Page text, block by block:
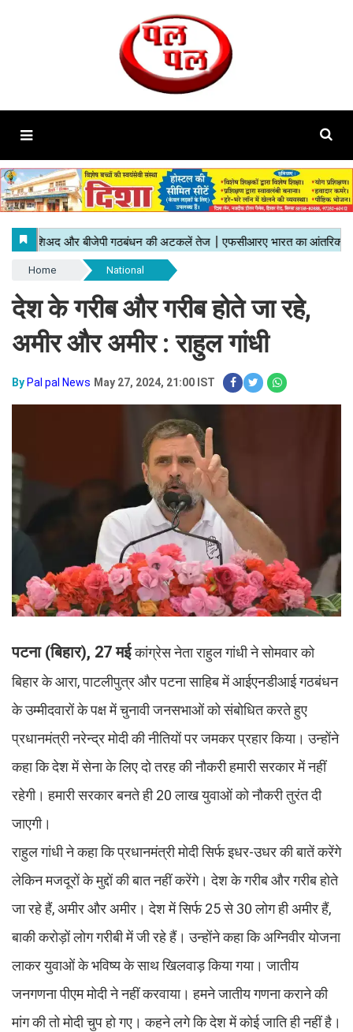
Home National
देश के गरीब और गरीब होते जा रहे,
अमीर और अमीर : राहुल गांधी
By Pal pal News May 27, 2024, 21:00 IST
पटना (बिहार), 27 मईकांग्रेस नेता राहुल गांधी ने सोमवार को
बिहार के आरा, पाटलीपुत्र और पटना साहिब में आईएनडीआई गठबंधन
के उम्मीदवारों के पक्ष में चुनावी जनसभाओं को संबोधित करते हुए
प्रधानमंत्री नरेन्द्र मोदी की नीतियों पर जमकर प्रहार किया। उन्होंने
कहा कि देश में सेना के लिए दो तरह की नौकरी हमारी सरकार में नहीं
रहेगी। हमारी सरकार बनते ही 20 लाख युवाओं को नौकरी तुरंत दी
जाएगी।
राहुल गांधी ने कहा कि प्रधानमंत्री मोदी सिर्फ इधर-उधर की बातें करेंगे
लेकिन मजदूरों के मुद्दों की बात नहीं करेंगे। देश के गरीब और गरीब होते
जा रहे हैं, अमीर और अमीर। देश में सिर्फ 25 से 30 लोग ही अमीर हैं,
बाकी करोड़ों लोग गरीबी में जी रहे हैं। उन्होंने कहा कि अग्निवीर योजना
लाकर युवाओं के भविष्य के साथ खिलवाड़ किया गया। जातीय
जनगणना पीएम मोदी ने नहीं करवाया। हमने जातीय गणना कराने की
मांग की तो मोदी चुप हो गए। कहने लगे कि देश में कोई जाति ही नहीं है।